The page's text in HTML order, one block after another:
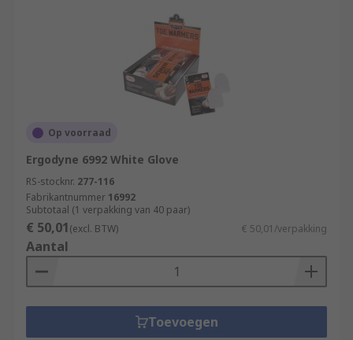
Op voorraad
Ergodyne 6992 White Glove
RS-stocknr. 277-116
Fabrikantnummer 16992
Subtotaal (1 verpakking van 40 paar)
€ 50,01(excl. BTW) € 50,01/verpakking
Aantal
Toevoegen